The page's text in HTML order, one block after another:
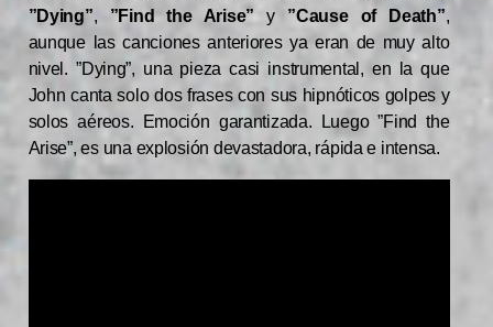
”Dying”, ”Find the Arise”y ”Cause of Death”,
aunque las canciones anteriores ya eran de muy alto
nivel. ”Dying”, una pieza casi instrumental, en la que
John canta solo dos frases con sus hipnóticos golpes y
solos aéreos. Emoción garantizada. Luego ”Find the
Arise”, es una explosión devastadora, rápida e intensa.